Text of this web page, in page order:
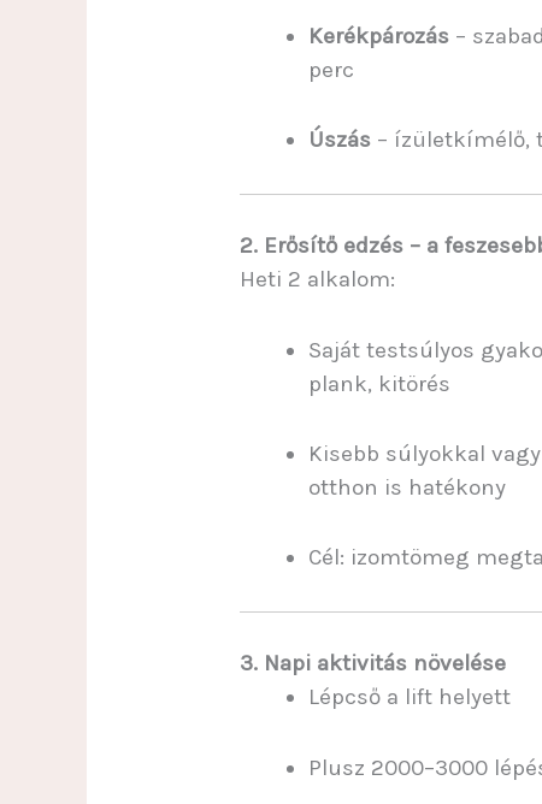
Kerékpározás–
perc
Úszás– ízületkímélő,
2. Erősítő edzés – a
Heti 2 alkalom:
Saját testsúlyos
plank, kitörés
Kisebb súlyokkal
otthon is hatékony
Cél: izomtömeg
3. Napi aktivitás növelése
Lépcső a lift helyett
Plusz 2000–3000